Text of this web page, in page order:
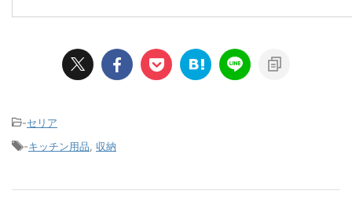
-セリア
-キッチン用品, 収納